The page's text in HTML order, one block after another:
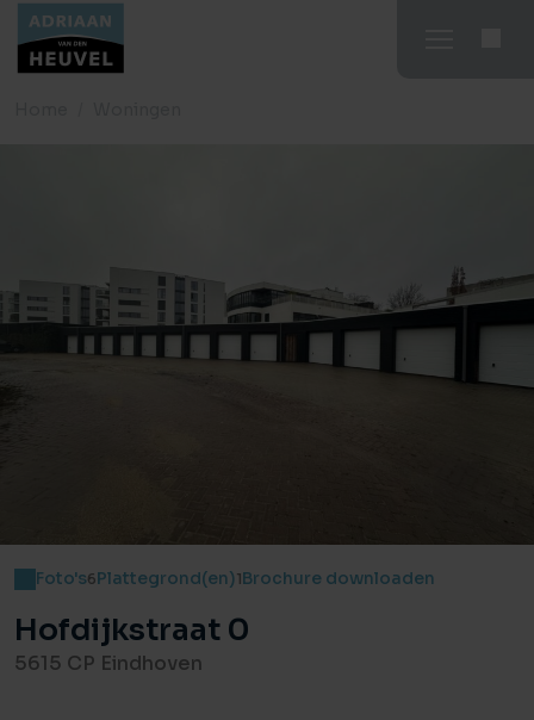
Foto's6Plattegrond(en)1Brochure downloaden
Hofdijkstraat 0
5615 CP Eindhoven